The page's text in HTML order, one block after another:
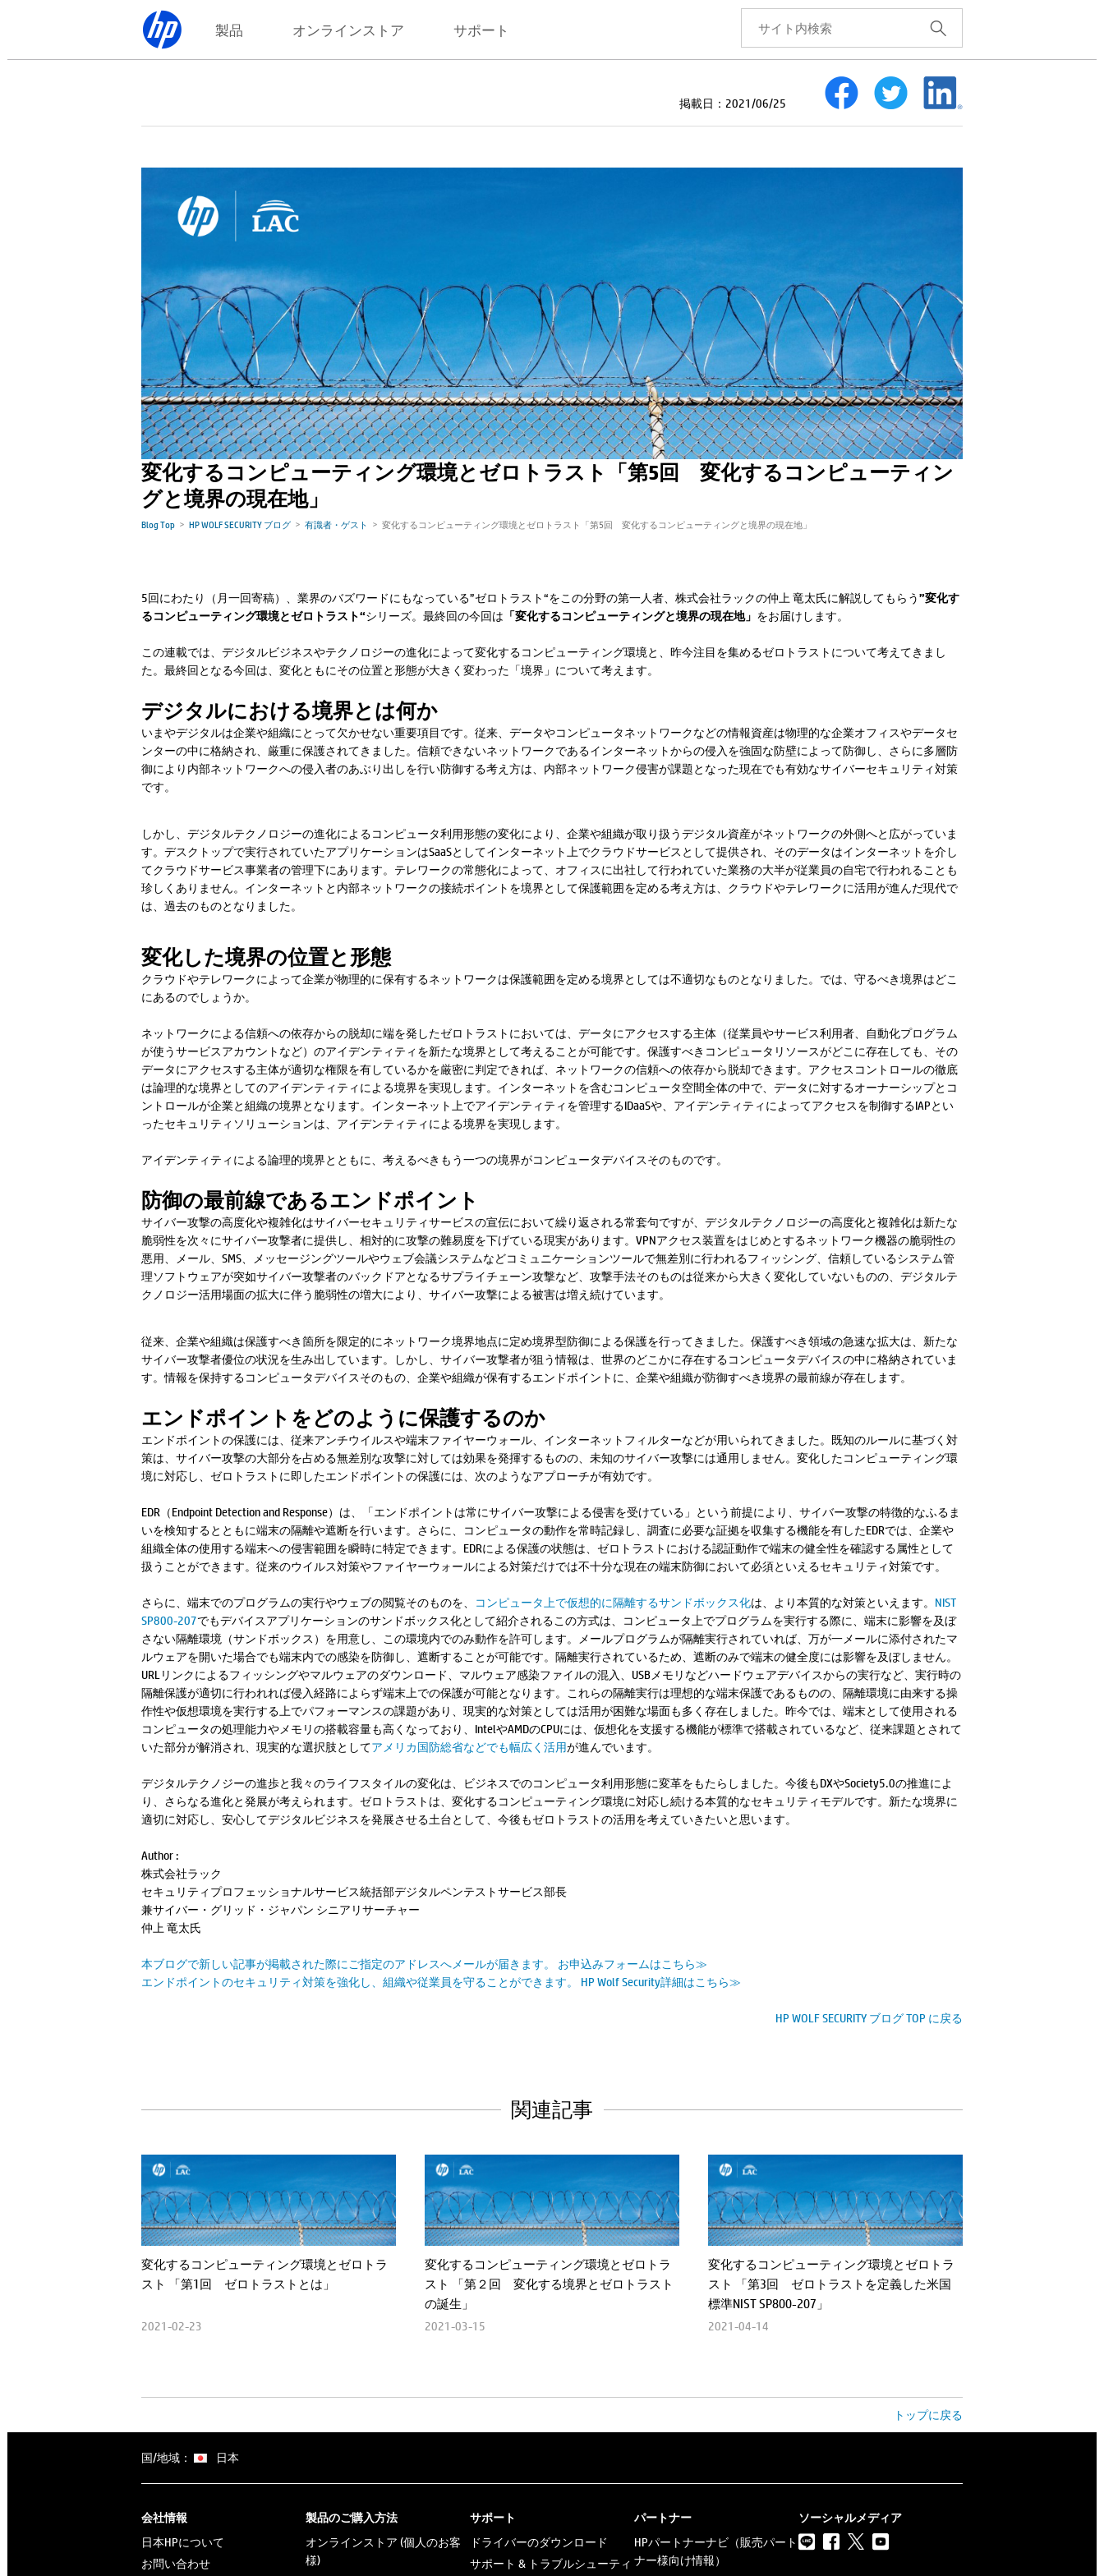
製品 オンラインストア サポート
掲載日：2021/06/25
変化するコンピューティング環境とゼロトラスト「第5回 変化するコンピューティン
グと境界の現在地」
Blog Top HP WOLF SECURITY ブログ 有識者・ゲスト 変化するコンピューティング環境とゼロトラスト「第5回 変化するコンピューティングと境界の現在地」
5回にわたり（月一回寄稿）、業界のバズワードにもなっている”ゼロトラスト“をこの分野の第一人者、株式会社ラックの仲上 竜太氏に解説してもらう”変化す
るコンピューティング環境とゼロトラスト“シリーズ。最終回の今回は 「変化するコンピューティングと境界の現在地」 をお届けします。
この連載では、デジタルビジネスやテクノロジーの進化によって変化するコンピューティング環境と、昨今注目を集めるゼロトラストについて考えてきまし
た。最終回となる今回は、変化ともにその位置と形態が大きく変わった「境界」について考えます。
デジタルにおける境界とは何か
いまやデジタルは企業や組織にとって欠かせない重要項目です。従来、データやコンピュータネットワークなどの情報資産は物理的な企業オフィスやデータセ
ンターの中に格納され、厳重に保護されてきました。信頼できないネットワークであるインターネットからの侵入を強固な防壁によって防御し、さらに多層防
御により内部ネットワークへの侵入者のあぶり出しを行い防御する考え方は、内部ネットワーク侵害が課題となった現在でも有効なサイバーセキュリティ対策
です。
しかし、デジタルテクノロジーの進化によるコンピュータ利用形態の変化により、企業や組織が取り扱うデジタル資産がネットワークの外側へと広がっていま
す。デスクトップで実行されていたアプリケーションはSaaSとしてインターネット上でクラウドサービスとして提供され、そのデータはインターネットを介し
てクラウドサービス事業者の管理下にあります。テレワークの常態化によって、オフィスに出社して行われていた業務の大半が従業員の自宅で行われることも
珍しくありません。インターネットと内部ネットワークの接続ポイントを境界として保護範囲を定める考え方は、クラウドやテレワークに活用が進んだ現代で
は、過去のものとなりました。
変化した境界の位置と形態
クラウドやテレワークによって企業が物理的に保有するネットワークは保護範囲を定める境界としては不適切なものとなりました。では、守るべき境界はどこ
にあるのでしょうか。
ネットワークによる信頼への依存からの脱却に端を発したゼロトラストにおいては、データにアクセスする主体（従業員やサービス利用者、自動化プログラム
が使うサービスアカウントなど）のアイデンティティを新たな境界として考えることが可能です。保護すべきコンピュータリソースがどこに存在しても、その
データにアクセスする主体が適切な権限を有しているかを厳密に判定できれば、ネットワークの信頼への依存から脱却できます。アクセスコントロールの徹底
は論理的な境界としてのアイデンティティによる境界を実現します。インターネットを含むコンピュータ空間全体の中で、データに対するオーナーシップとコ
ントロールが企業と組織の境界となります。インターネット上でアイデンティティを管理するIDaaSや、アイデンティティによってアクセスを制御するIAPとい
ったセキュリティソリューションは、アイデンティティによる境界を実現します。
アイデンティティによる論理的境界とともに、考えるべきもう一つの境界がコンピュータデバイスそのものです。
防御の最前線であるエンドポイント
サイバー攻撃の高度化や複雑化はサイバーセキュリティサービスの宣伝において繰り返される常套句ですが、デジタルテクノロジーの高度化と複雑化は新たな
脆弱性を次々にサイバー攻撃者に提供し、相対的に攻撃の難易度を下げている現実があります。VPNアクセス装置をはじめとするネットワーク機器の脆弱性の
悪用、メール、SMS、メッセージングツールやウェブ会議システムなどコミュニケーションツールで無差別に行われるフィッシング、信頼しているシステム管
理ソフトウェアが突如サイバー攻撃者のバックドアとなるサプライチェーン攻撃など、攻撃手法そのものは従来から大きく変化していないものの、デジタルテ
クノロジー活用場面の拡大に伴う脆弱性の増大により、サイバー攻撃による被害は増え続けています。
従来、企業や組織は保護すべき箇所を限定的にネットワーク境界地点に定め境界型防御による保護を行ってきました。保護すべき領域の急速な拡大は、新たな
サイバー攻撃者優位の状況を生み出しています。しかし、サイバー攻撃者が狙う情報は、世界のどこかに存在するコンピュータデバイスの中に格納されていま
す。情報を保持するコンピュータデバイスそのもの、企業や組織が保有するエンドポイントに、企業や組織が防御すべき境界の最前線が存在します。
エンドポイントをどのように保護するのか
エンドポイントの保護には、従来アンチウイルスや端末ファイヤーウォール、インターネットフィルターなどが用いられてきました。既知のルールに基づく対
策は、サイバー攻撃の大部分を占める無差別な攻撃に対しては効果を発揮するものの、未知のサイバー攻撃には通用しません。変化したコンピューティング環
境に対応し、ゼロトラストに即したエンドポイントの保護には、次のようなアプローチが有効です。
EDR（Endpoint Detection and Response）は、「エンドポイントは常にサイバー攻撃による侵害を受けている」という前提により、サイバー攻撃の特徴的なふるま
いを検知するとともに端末の隔離や遮断を行います。さらに、コンピュータの動作を常時記録し、調査に必要な証拠を収集する機能を有したEDRでは、企業や
組織全体の使用する端末への侵害範囲を瞬時に特定できます。EDRによる保護の状態は、ゼロトラストにおける認証動作で端末の健全性を確認する属性として
扱うことができます。従来のウイルス対策やファイヤーウォールによる対策だけでは不十分な現在の端末防御において必須といえるセキュリティ対策です。
さらに、端末でのプログラムの実行やウェブの閲覧そのものを、 コンピュータ上で仮想的に隔離するサンドボックス化は、より本質的な対策といえます。 NIST
SP800-207でもデバイスアプリケーションのサンドボックス化として紹介されるこの方式は、コンピュータ上でプログラムを実行する際に、端末に影響を及ぼ
さない隔離環境（サンドボックス）を用意し、この環境内でのみ動作を許可します。メールプログラムが隔離実行されていれば、万が一メールに添付されたマ
ルウェアを開いた場合でも端末内での感染を防御し、遮断することが可能です。隔離実行されているため、遮断のみで端末の健全度には影響を及ぼしません。
URLリンクによるフィッシングやマルウェアのダウンロード、マルウェア感染ファイルの混入、USBメモリなどハードウェアデバイスからの実行など、実行時の
隔離保護が適切に行われれば侵入経路によらず端末上での保護が可能となります。これらの隔離実行は理想的な端末保護であるものの、隔離環境に由来する操
作性や仮想環境を実行する上でパフォーマンスの課題があり、現実的な対策としては活用が困難な場面も多く存在しました。昨今では、端末として使用される
コンピュータの処理能力やメモリの搭載容量も高くなっており、IntelやAMDのCPUには、仮想化を支援する機能が標準で搭載されているなど、従来課題とされて
いた部分が解消され、現実的な選択肢としてアメリカ国防総省などでも幅広く活用が進んでいます。
デジタルテクノジーの進歩と我々のライフスタイルの変化は、ビジネスでのコンピュータ利用形態に変革をもたらしました。今後もDXやSociety5.0の推進によ
り、さらなる進化と発展が考えられます。ゼロトラストは、変化するコンピューティング環境に対応し続ける本質的なセキュリティモデルです。新たな境界に
適切に対応し、安心してデジタルビジネスを発展させる土台として、今後もゼロトラストの活用を考えていきたいと思います。
Author :
株式会社ラック
セキュリティプロフェッショナルサービス統括部デジタルペンテストサービス部長
兼サイバー・グリッド・ジャパン シニアリサーチャー
仲上 竜太氏
本ブログで新しい記事が掲載された際にご指定のアドレスへメールが届きます。 お申込みフォームはこちら≫
エンドポイントのセキュリティ対策を強化し、組織や従業員を守ることができます。 HP Wolf Security詳細はこちら≫
HP WOLF SECURITY ブログ TOP に戻る
関連記事
変化するコンピューティング環境とゼロトラ
スト 「第1回 ゼロトラストとは」
2021-02-23
変化するコンピューティング環境とゼロトラ
スト 「第２回 変化する境界とゼロトラスト
の誕生」
2021-03-15
変化するコンピューティング環境とゼロトラ
スト 「第3回 ゼロトラストを定義した米国
標準NIST SP800-207」
2021-04-14
トップに戻る
国/地域： 日本
会社情報
日本HPについて
お問い合わせ
製品のご購入方法
オンラインストア (個人のお客
様)
サポート
ドライバーのダウンロード
サポート & トラブルシューティ
パートナー
HPパートナーナビ（販売パート
ナー様向け情報）
ソーシャルメディア